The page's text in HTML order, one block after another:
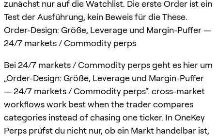
zunächst nur auf die Watchlist. Die erste Order ist ein
Test der Ausführung, kein Beweis für die These.
Order-Design: Größe, Leverage und Margin-Puffer —
24/7 markets / Commodity perps
Bei 24/7 markets / Commodity perps geht es hier um
„Order-Design: Größe, Leverage und Margin-Puffer
— 24/7 markets / Commodity perps“. cross-market
workflows work best when the trader compares
categories instead of chasing one ticker. In OneKey
Perps prüfst du nicht nur, ob ein Markt handelbar ist,